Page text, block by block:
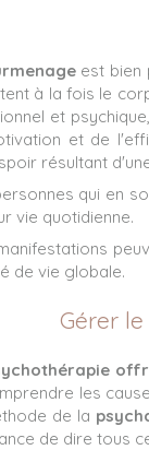
est bien
à la fois le
et
et de
résultant
qui en
vie quotidienne.
de vie globale.
Gérer
les
de la
de dire tous